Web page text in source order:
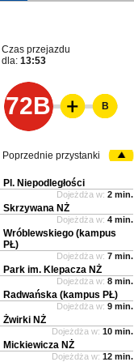
Czas przejazdu
dla: 13:53
72B B
Poprzednie przystanki
Pl. Niepodległości
Dojeżdża w: 2 min.
Skrzywana NŻ
Dojeżdża w: 4 min.
Wróblewskiego (kampus
PŁ)
Dojeżdża w: 7 min.
Park im. Klepacza NŻ
Dojeżdża w: 8 min.
Radwańska (kampus PŁ)
Dojeżdża w: 9 min.
Żwirki NŻ
Dojeżdża w: 10 min.
Mickiewicza NŻ
Dojeżdża w: 12 min.